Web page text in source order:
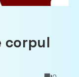
corpul